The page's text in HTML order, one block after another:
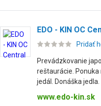
EDO - KIN OC
Pridať
Prevádzkovanie
reštaurácie.
jedál. Donáška jedla.
www.edo-kin.sk